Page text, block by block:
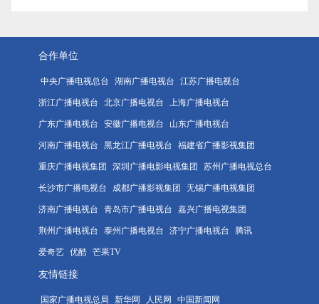
合作单位
中央广播电视总台 湖南广播电视台 江苏广播电视台
浙江广播电视台 北京广播电视台 上海广播电视台
广东广播电视台 安徽广播电视台 山东广播电视台
河南广播电视台 黑龙江广播电视台 福建省广播影视集团
重庆广播电视集团 深圳广播电影电视集团 苏州广播电视总台
长沙市广播电视台 成都广播影视集团 无锡广播电视集团
济南广播电视台 青岛市广播电视台 嘉兴广播电视集团
荆州广播电视台 泰州广播电视台 济宁广播电视台 腾讯
爱奇艺 优酷 芒果TV
友情链接
国家广播电视总局 新华网 人民网 中国新闻网